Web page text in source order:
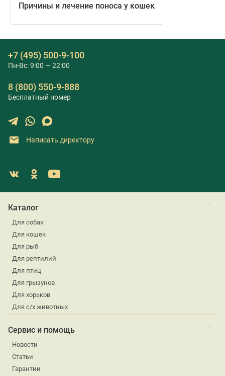
Причины и лечение поноса у кошек
+7 (495) 500-9-100
Пн-Вс: 9:00 — 22:00
8 (800) 550-9-888
Бесплатный номер
Написать директору
Каталог
Для собак
Для кошек
Для рыб
Для рептилий
Для птиц
Для грызунов
Для хорьков
Для с/х животных
Сервис и помощь
Новости
Статьи
Гарантии